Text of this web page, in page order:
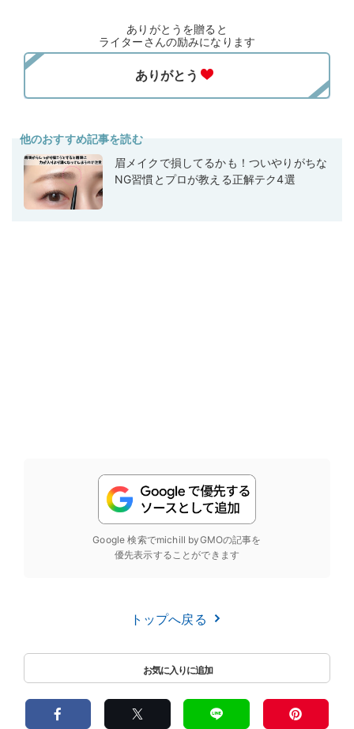
ありがとうを贈ると
ライターさんの励みになります
他のおすすめ記事を読む
眉メイクで損してるかも！ついやりがちな
NG習慣とプロが教える正解テク4選
Google 検索でmichill byGMOの記事を
優先表示することができます
トップへ戻る